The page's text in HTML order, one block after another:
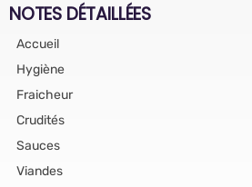
NOTES DÉTAILLÉES
Accueil
Hygiène
Fraicheur
Crudités
Sauces
Viandes